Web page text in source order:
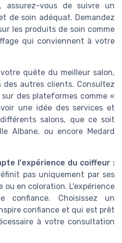
assurez-vous de suivre un
de soin adéquat. Demandez
les produits de soin comme
qui conviennent à votre
quête du meilleur salon,
des autres clients. Consultez
des plateformes comme «
une idée des services et
salons, que ce soit
Albane, ou encore Medard
l'expérience du coiffeur :
pas uniquement par ses
ou en coloration. L'expérience
Choisissez un
confiance et qui est prêt
à votre consultation